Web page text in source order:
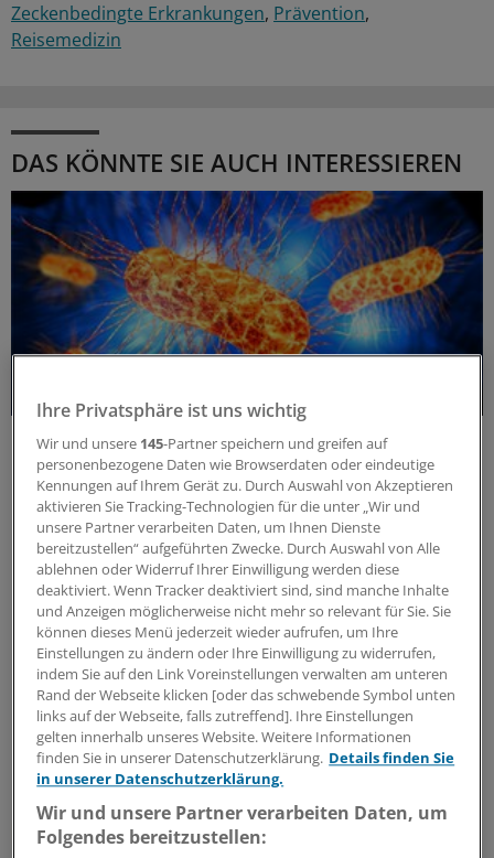
Zeckenbedingte Erkrankungen Prävention
Reisemedizin
DAS KÖNNTE SIE AUCH INTERESSIEREN
Forschungs-Update
Neue Antibiotika-Studie entschlüsselt
besonderen Wirkmechanismus
Für die Langzeitprophylaxe von Harnwegsinfektionen
sind geringe Resistenzraten und gute Verträglichkeit
entscheidend. Eine neue Studie zeigt, warum dieses
Antibiotikum beides erfüllt.
ANZEIGE|MIP Pharma GmbH
Ihre Privatsphäre ist uns wichtig
Wir und unsere 145-Partner speichern und greifen auf
personenbezogene Daten wie Browserdaten oder eindeutige
Kennungen auf Ihrem Gerät zu. Durch Auswahl von Akzeptieren
aktivieren Sie Tracking-Technologien für die unter „Wir und
unsere Partner verarbeiten Daten, um Ihnen Dienste
bereitzustellen“ aufgeführten Zwecke. Durch Auswahl von Alle
ablehnen oder Widerruf Ihrer Einwilligung werden diese
deaktiviert. Wenn Tracker deaktiviert sind, sind manche Inhalte
und Anzeigen möglicherweise nicht mehr so relevant für Sie. Sie
können dieses Menü jederzeit wieder aufrufen, um Ihre
Einstellungen zu ändern oder Ihre Einwilligung zu widerrufen,
indem Sie auf den Link Voreinstellungen verwalten am unteren
Rand der Webseite klicken [oder das schwebende Symbol unten
links auf der Webseite, falls zutreffend]. Ihre Einstellungen
gelten innerhalb unseres Website. Weitere Informationen
finden Sie in unserer Datenschutzerklärung. Details finden Sie
in unserer Datenschutzerklärung.
Wir und unsere Partner verarbeiten Daten, um
Folgendes bereitzustellen: